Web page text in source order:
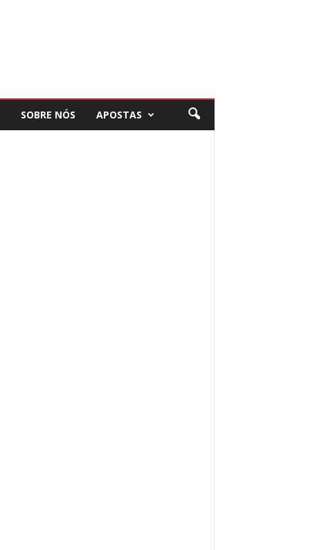
SOBRE NÓS APOSTAS